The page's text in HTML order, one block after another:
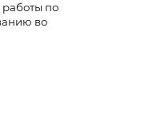
работы по
во